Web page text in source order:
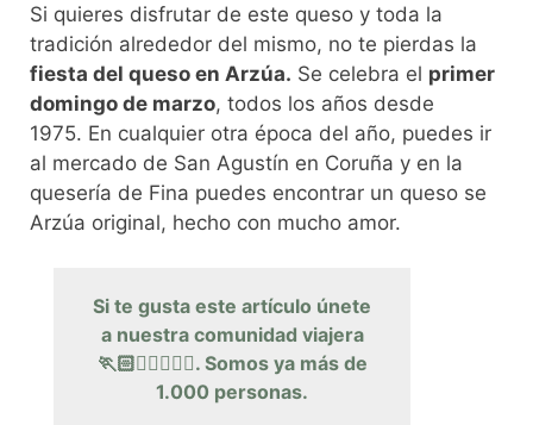
Si quieres disfrutar de este queso y toda la
tradición alrededor del mismo, no te pierdas la
fiesta del queso en Arzúa. Se celebra el primer
domingo de marzo, todos los años desde
1975. En cualquier otra época del año, puedes ir
al mercado de San Agustín en Coruña y en la
quesería de Fina puedes encontrar un queso se
Arzúa original, hecho con mucho amor.
Si te gusta este artículo únete
a nuestra comunidad viajera
🏃🏻🏃‍♀️🏃🏽‍♂️. Somos ya más de
1.000 personas.